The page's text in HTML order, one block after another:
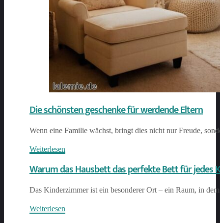
Die schönsten geschenke für werdende Eltern
Wenn eine Familie wächst, bringt dies nicht nur Freude,
Weiterlesen
Warum das Hausbett das perfekte Bett für jedes
Das Kinderzimmer ist ein besonderer Ort – ein Raum, in
Weiterlesen